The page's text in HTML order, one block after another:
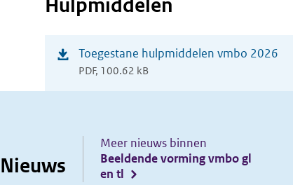
Hulpmiddelen
Toegestane hulpmiddelen vmbo 2026
PDF, 100.62 kB
(opent
Nieuws
Meer nieuws binnen
Beeldende vorming vmbo gl
en tl